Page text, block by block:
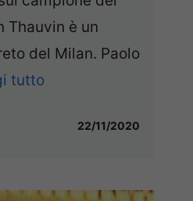
Thauvin è un
del Milan. Paolo
tutto
22/11/2020